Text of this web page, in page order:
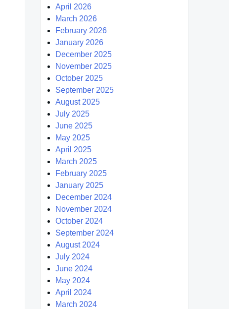
April 2026
March 2026
February 2026
January 2026
December 2025
November 2025
October 2025
September 2025
August 2025
July 2025
June 2025
May 2025
April 2025
March 2025
February 2025
January 2025
December 2024
November 2024
October 2024
September 2024
August 2024
July 2024
June 2024
May 2024
April 2024
March 2024